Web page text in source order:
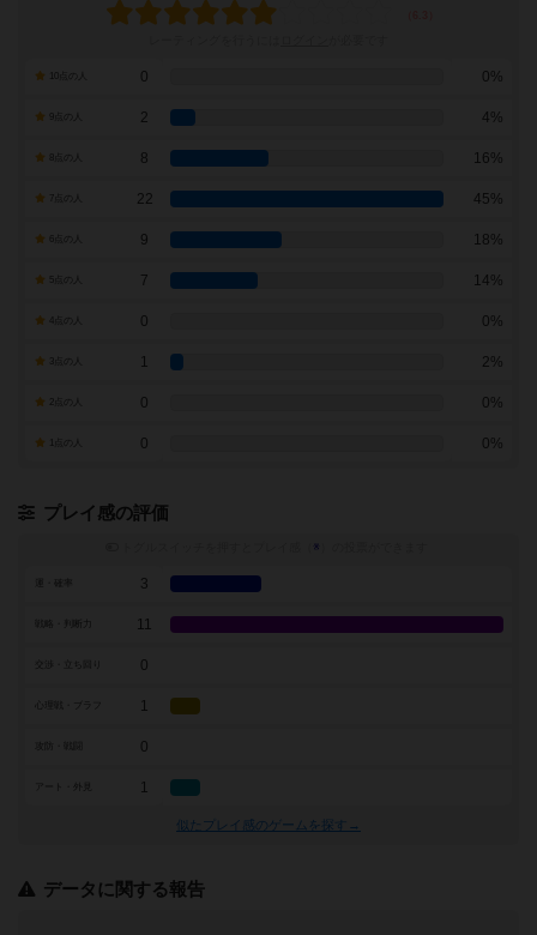
0 0%
2 4%
8 16%
7点の人 22 45%
9 18%
7 14%
0 0%
1 2%
0 0%
0 0%
プレイ感の評価
※
3
戦略・判断力 11
0
1
0
アート・外見 1
似たプレイ感のゲームを探す→
データに関する報告